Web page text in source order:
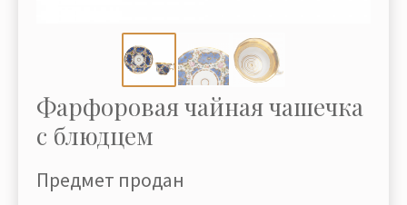
Фарфоровая чайная чашечка
с блюдцем
Предмет продан